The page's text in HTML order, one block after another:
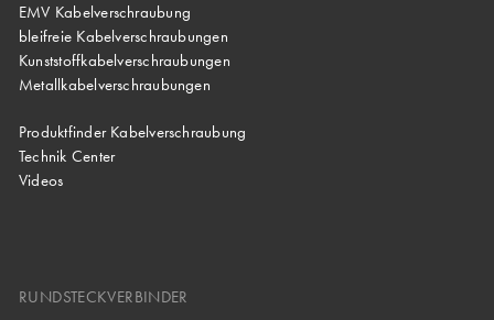
EMV Kabelverschraubung
bleifreie Kabelverschraubungen
Kunststoffkabelverschraubungen
Metallkabelverschraubungen
Produktfinder Kabelverschraubung
Technik Center
Videos
RUNDSTECKVERBINDER